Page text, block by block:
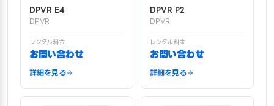
DPVR E4
DPVR
レンタル料金
お問い合わせ
詳細を見る
DPVR P2
DPVR
レンタル料金
お問い合わせ
詳細を見る